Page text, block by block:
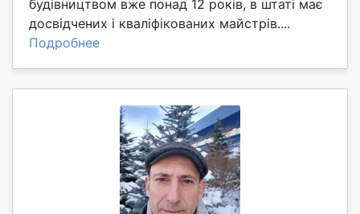
будівництвом вже понад 12 років, в штаті має
досвідчених і кваліфікованих майстрів....
Подробнее